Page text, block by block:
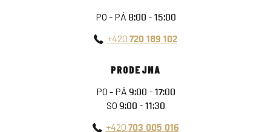
PO - PÁ 8:00 - 15:00
+420 720 189 102
PRODEJNA
PO - PÁ 9:00 - 17:00
SO 9:00 - 11:30
+420 703 005 016